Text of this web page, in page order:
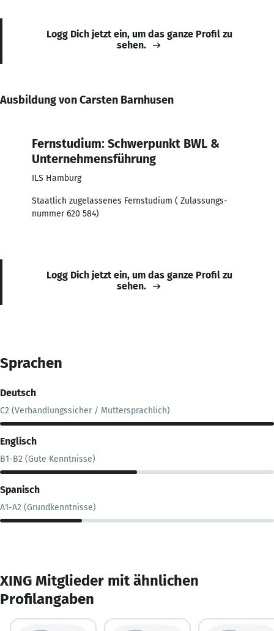
Logg Dich jetzt ein, um das ganze Profil zu
sehen.
Ausbildung von Carsten Barnhusen
Fernstudium: Schwerpunkt BWL &
Unternehmensführung
ILS Hamburg
Staatlich zugelassenes Fernstudium ( Zulassungs-
nummer 620 584)
Logg Dich jetzt ein, um das ganze Profil zu
sehen.
Sprachen
Deutsch
C2 (Verhandlungssicher / Muttersprachlich)
Englisch
B1-B2 (Gute Kenntnisse)
Spanisch
A1-A2 (Grundkenntnisse)
XING Mitglieder mit ähnlichen
Profilangaben